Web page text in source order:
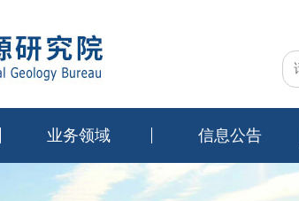
业务领域 信息公告